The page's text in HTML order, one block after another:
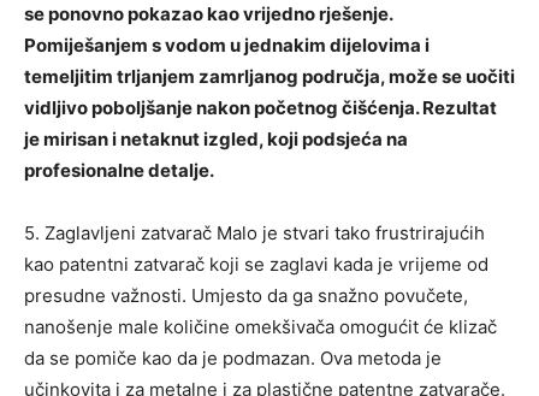
se ponovno pokazao kao vrijedno rješenje.
Pomiješanjem s vodom u jednakim dijelovima i
temeljitim trljanjem zamrljanog područja, može se uočiti
vidljivo poboljšanje nakon početnog čišćenja. Rezultat
je mirisan i netaknut izgled, koji podsjeća na
profesionalne detalje.
5. Zaglavljeni zatvarač Malo je stvari tako frustrirajućih
kao patentni zatvarač koji se zaglavi kada je vrijeme od
presudne važnosti. Umjesto da ga snažno povučete,
nanošenje male količine omekšivača omogućit će klizač
da se pomiče kao da je podmazan. Ova metoda je
učinkovita i za metalne i za plastične patentne zatvarače.